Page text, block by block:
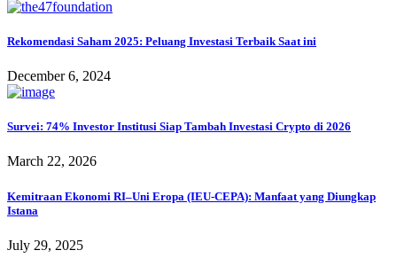
Rekomendasi Saham 2025: Peluang Investasi Terbaik Saat ini
December 6, 2024
Survei: 74% Investor Institusi Siap Tambah Investasi Crypto di 2026
March 22, 2026
Kemitraan Ekonomi RI–Uni Eropa (IEU‑CEPA): Manfaat yang Diungkap
Istana
July 29, 2025